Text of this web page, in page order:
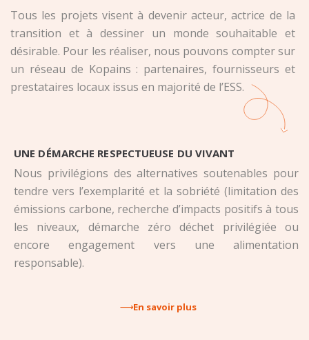
Tous les projets visent à devenir acteur, actrice de la
transition et à dessiner un monde souhaitable et
désirable. Pour les réaliser, nous pouvons compter sur
un réseau de Kopains : partenaires, fournisseurs et
prestataires locaux issus en majorité de l’ESS.
UNE DÉMARCHE RESPECTUEUSE DU VIVANT
Nous privilégions des alternatives soutenables pour
tendre vers l’exemplarité et la sobriété (limitation des
émissions carbone, recherche d’impacts positifs à tous
les niveaux, démarche zéro déchet privilégiée ou
encore engagement vers une alimentation
responsable).
En savoir plus